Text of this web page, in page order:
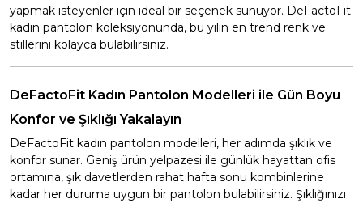
yapmak isteyenler için ideal bir seçenek sunuyor. DeFactoFit
kadın pantolon koleksiyonunda, bu yılın en trend renk ve
stillerini kolayca bulabilirsiniz.
DeFactoFit Kadın Pantolon Modelleri ile Gün Boyu
Konfor ve Şıklığı Yakalayın
DeFactoFit kadın pantolon modelleri, her adımda şıklık ve
konfor sunar. Geniş ürün yelpazesi ile günlük hayattan ofis
ortamına, şık davetlerden rahat hafta sonu kombinlerine
kadar her duruma uygun bir pantolon bulabilirsiniz. Şıklığınızı